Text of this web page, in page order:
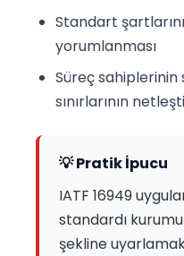
Standart
yorumlanması
Süreç
sınırlarının
💡 Pratik İpucu
IATF 16949
standardı
şekline